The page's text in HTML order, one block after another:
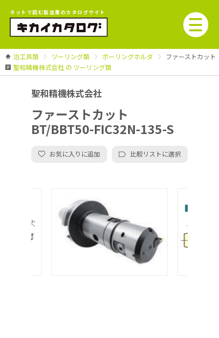
ネットで読む製造業のカタログサイト
治工具類 ツーリング類 ボーリングホルダ
ファーストカッ
聖和精機株式会社 の ツーリング類
聖和精機株式会社
ファーストカット
BT/BBT50-FIC32N-135-S
お気に入りに追加 比較リストに選択